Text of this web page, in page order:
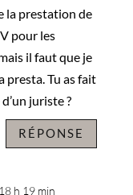
la prestation de
pour les
il faut que je
presta. Tu as fait
juriste ?
RÉPONSE
h 19 min